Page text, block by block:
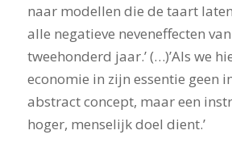
naar modellen die de taart
alle negatieve neveneffecten
tweehonderd jaar.’ (…)’Als we
economie in zijn essentie geen
abstract concept, maar een
hoger, menselijk doel dient.’